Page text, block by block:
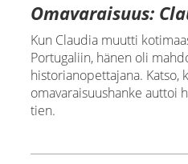
Omavaraisuus:
Kun Claudia muutti
Portugaliin, hänen oli
historianopettajana. Katso,
omavaraisuushanke auttoi
tien.